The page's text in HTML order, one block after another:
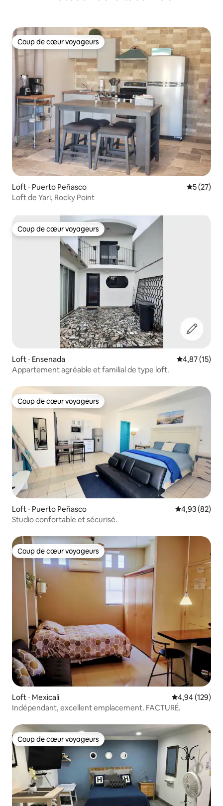
Coup de cœur voyageurs
Coup de cœur voyageurs
Loft ⋅ Puerto Peñasco
5 (27)
Loft de Yari, Rocky Point
Coup de cœur voyageurs
Coup de cœur voyageurs
Loft ⋅ Ensenada Évaluation
4,87 (15)
Appartement agréable et familial de type loft.
Coup de cœur voyageurs
Coup de cœur voyageurs
Loft ⋅ Puerto Peñasco Évaluation
4,93 (82)
Studio confortable et sécurisé.
Coup de cœur voyageurs
Coup de cœur voyageurs
Loft ⋅ Mexicali Évaluation
4,94 (129)
Indépendant, excellent emplacement. FACTURÉ.
Coup de cœur voyageurs
Coup de cœur voyageurs